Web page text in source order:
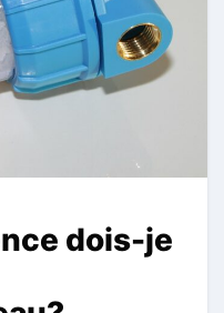
dois-je